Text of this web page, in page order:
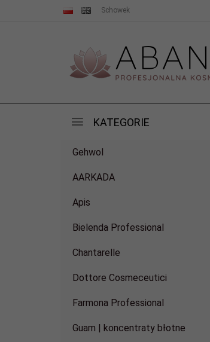
Schowek
KATEGORIE
Gehwol
AARKADA
Apis
Bielenda Professional
Chantarelle
Dottore Cosmeceutici
Farmona Professional
Guam | koncentraty błotne